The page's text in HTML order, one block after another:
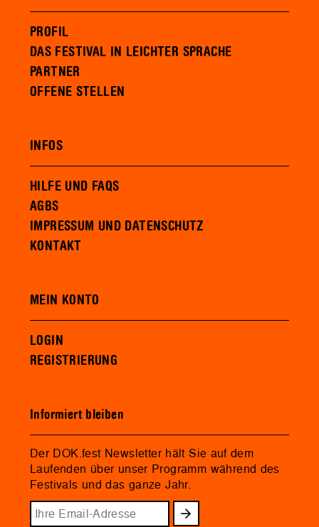
PROFIL
DAS FESTIVAL IN LEICHTER SPRACHE
PARTNER
OFFENE STELLEN
INFOS
HILFE UND FAQS
AGBS
IMPRESSUM UND DATENSCHUTZ
KONTAKT
MEIN KONTO
LOGIN
REGISTRIERUNG
Informiert bleiben
Der DOK.fest Newsletter hält Sie auf dem
Laufenden über unser Programm während des
Festivals und das ganze Jahr.